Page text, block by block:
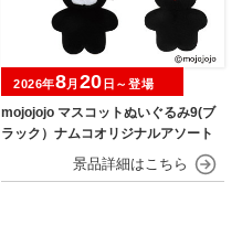
mojojojo マスコットぬいぐるみ9(ブ
ラック）ナムコオリジナルアソート
2026年8月 20 日～登場